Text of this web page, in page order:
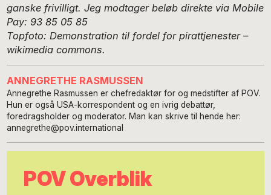
ganske frivilligt. Jeg modtager beløb direkte via Mobile
Pay: 93 85 05 85
Topfoto: Demonstration til fordel for pirattjenester –
wikimedia commons.
ANNEGRETHE RASMUSSEN
Annegrethe Rasmussen er chefredaktør for og medstifter af POV.
Hun er også USA-korrespondent og en ivrig debattør,
foredragsholder og moderator. Man kan skrive til hende her:
annegrethe@pov.international
POV Overblik